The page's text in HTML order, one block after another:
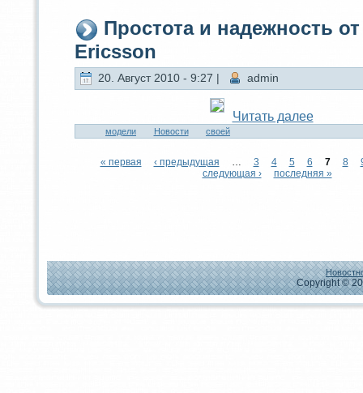
Простотa и надeжность
Ericsson
20. Август 2010 - 9:27 | admin
Читaть далее
модeли Новости своей
« первая ‹ предыдущая 3 4 5 6 7 8
следующая ›
последняя »
Copyright ©